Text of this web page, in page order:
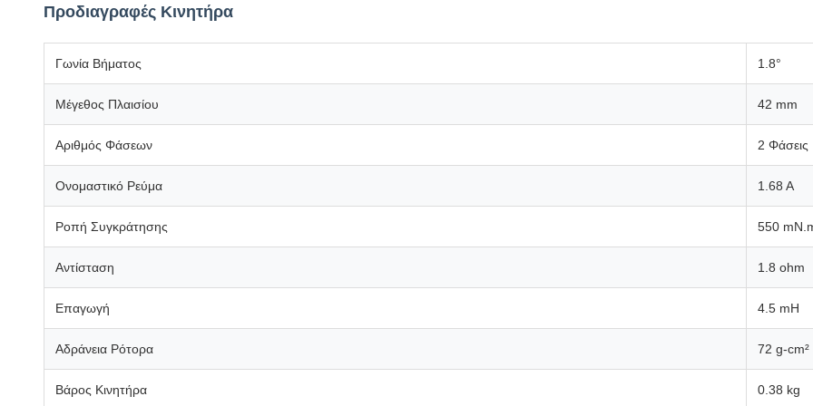
Προδιαγραφές Κινητήρα
Γωνία Βήματος 1.8°
Μέγεθος Πλαισίου 42 mm
Αριθμός Φάσεων 2 Φάσεις
Ονομαστικό Ρεύμα 1.68 A
Ροπή Συγκράτησης 550
Αντίσταση 1.8 ohm
Επαγωγή 4.5 mH
Αδράνεια Ρότορα 72 g-cm²
Βάρος Κινητήρα 0.38 kg